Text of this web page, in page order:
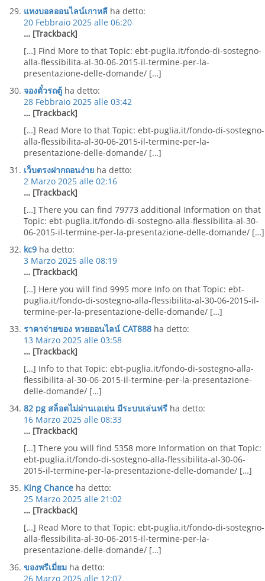
แทงบอลออนไลน์เกาหลี ha detto:
20 Febbraio 2025 alle 06:20
… [Trackback]
[…] Find More to that Topic: ebt-puglia.it/fondo-di-sostegno-
alla-flessibilita-al-30-06-2015-il-termine-per-la-
presentazione-delle-domande/ […]
จองตั๋วรถตู้ ha detto:
28 Febbraio 2025 alle 03:42
… [Trackback]
[…] Read More to that Topic: ebt-puglia.it/fondo-di-sostegno-
alla-flessibilita-al-30-06-2015-il-termine-per-la-
presentazione-delle-domande/ […]
เว็บตรงฝากถอนง่าย ha detto:
2 Marzo 2025 alle 02:16
… [Trackback]
[…] There you can find 79773 additional Information on that
Topic: ebt-puglia.it/fondo-di-sostegno-alla-flessibilita-al-30-
06-2015-il-termine-per-la-presentazione-delle-domande/ […]
kc9 ha detto:
3 Marzo 2025 alle 08:19
… [Trackback]
[…] Here you will find 9995 more Info on that Topic: ebt-
puglia.it/fondo-di-sostegno-alla-flessibilita-al-30-06-2015-il-
termine-per-la-presentazione-delle-domande/ […]
ราคาจ่ายของ หวยออนไลน์ CAT888 ha detto:
13 Marzo 2025 alle 03:58
… [Trackback]
[…] Info to that Topic: ebt-puglia.it/fondo-di-sostegno-alla-
flessibilita-al-30-06-2015-il-termine-per-la-presentazione-
delle-domande/ […]
82 pg สล็อตไม่ผ่านเอเย่น มีระบบเล่นฟรี ha detto:
16 Marzo 2025 alle 08:33
… [Trackback]
[…] There you will find 5358 more Information on that Topic:
ebt-puglia.it/fondo-di-sostegno-alla-flessibilita-al-30-06-
2015-il-termine-per-la-presentazione-delle-domande/ […]
King Chance ha detto:
25 Marzo 2025 alle 21:02
… [Trackback]
[…] Read More to that Topic: ebt-puglia.it/fondo-di-sostegno-
alla-flessibilita-al-30-06-2015-il-termine-per-la-
presentazione-delle-domande/ […]
ของพรีเมี่ยม ha detto:
26 Marzo 2025 alle 12:07